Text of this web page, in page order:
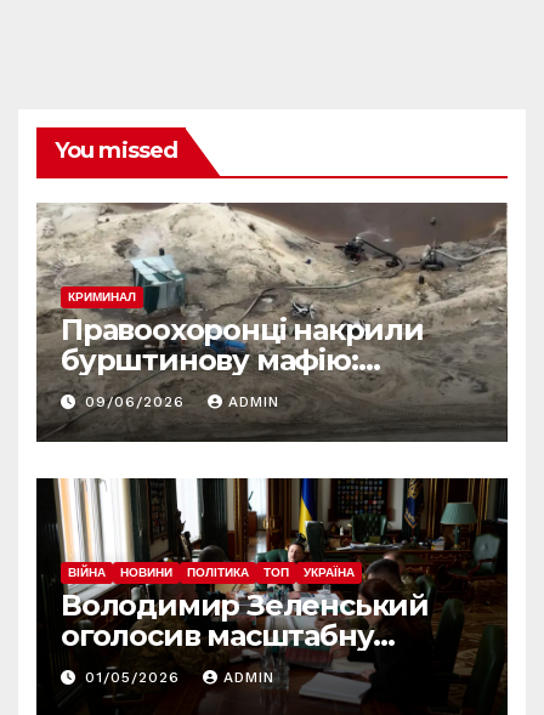
You missed
КРИМИНАЛ
Правоохоронці накрили
бурштинову мафію:
десятки обшуків у різних
регіонах
09/06/2026 ADMIN
ВІЙНА НОВИНИ ПОЛІТИКА ТОП УКРАЇНА
Володимир Зеленський
оголосив масштабну
реформу армії: що
зміниться вже з червня
01/05/2026 ADMIN